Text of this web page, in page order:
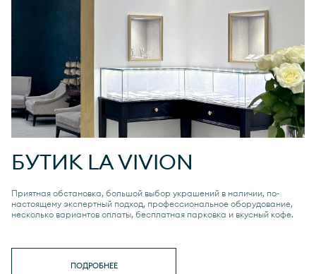
БУТИК LA VIVION
Приятная обстановка, большой выбор украшений в наличии, по-
настоящему экспертный подход, профессиональное оборудование,
несколько вариантов оплаты, бесплатная парковка и вкусный кофе.
ПОДРОБНЕЕ